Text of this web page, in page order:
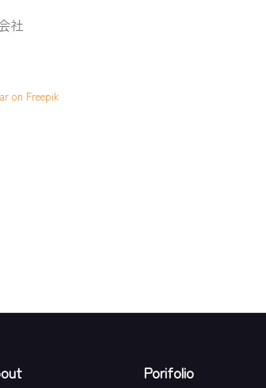
社
on Freepik
Porifolio